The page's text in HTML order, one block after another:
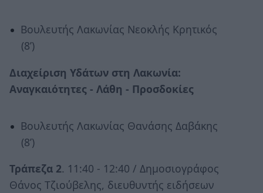
Βουλευτής Λακωνίας Νεοκλής Κρητικός
(8’)
Διαχείριση Υδάτων στη Λακωνία:
Αναγκαιότητες - Λάθη - Προσδοκίες
Βουλευτής Λακωνίας Θανάσης Δαβάκης
(8’)
Τράπεζα 2. 11:40 - 12:40 / Δημοσιογράφος
Θάνος Τζιούβελης, διευθυντής ειδήσεων